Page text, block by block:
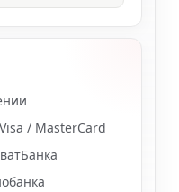
/ MasterCard